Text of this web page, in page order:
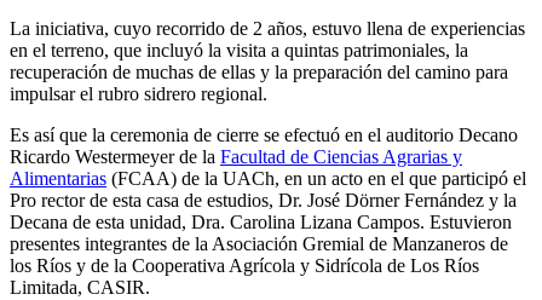
La iniciativa, cuyo recorrido de 2 años, estuvo llena de experiencias
en el terreno, que incluyó la visita a quintas patrimoniales, la
recuperación de muchas de ellas y la preparación del camino para
impulsar el rubro sidrero regional.
Es así que la ceremonia de cierre se efectuó en el auditorio Decano
Ricardo Westermeyer de la Facultad de Ciencias Agrarias y
Alimentarias (FCAA) de la UACh, en un acto en el que participó el
Pro rector de esta casa de estudios, Dr. José Dörner Fernández y la
Decana de esta unidad, Dra. Carolina Lizana Campos. Estuvieron
presentes integrantes de la Asociación Gremial de Manzaneros de
los Ríos y de la Cooperativa Agrícola y Sidrícola de Los Ríos
Limitada, CASIR.